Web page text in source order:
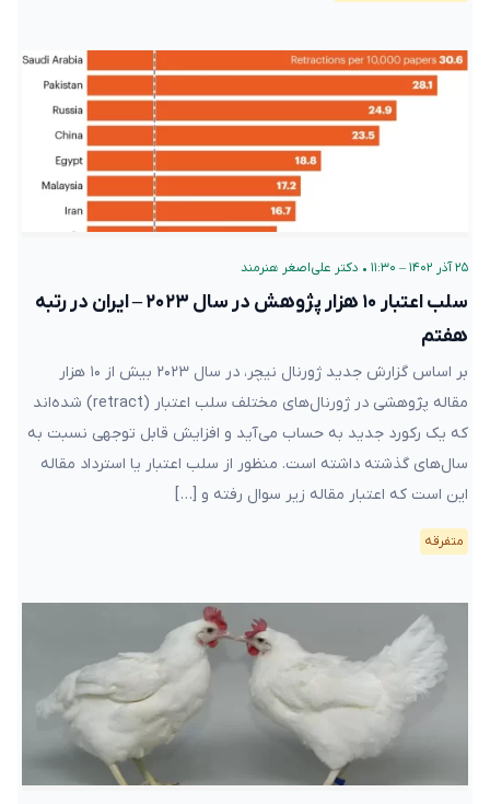
۲۵ آذر ۱۴۰۲ – ۱۱:۳۰ • دکتر علی‌اصغر هنرمند
سلب اعتبار ۱۰ هزار پژوهش در سال ۲۰۲۳ – ایران در رتبه
هفتم
بر اساس گزارش جدید ژورنال نیچر، در سال ۲۰۲۳ بیش از ۱۰ هزار
مقاله پژوهشی در ژورنال‌های مختلف سلب اعتبار (retract) شده‌اند
که یک رکورد جدید به حساب می‌آید و افزایش قابل توجهی نسبت به
سال‌های گذشته داشته است. منظور از سلب اعتبار یا استرداد مقاله
این است که اعتبار مقاله زیر سوال رفته و […]
متفرقه